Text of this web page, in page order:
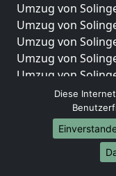
Umzug von
Umzug von
Umzug von
Umzug von
Umzug von
Umzug von
Umzug von
Umzug von
Umzug von
Umzug von
Diese